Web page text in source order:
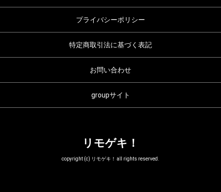
プライバシーポリシー
特定商取引法に基づく表記
お問い合わせ
groupサイト
リモゲキ！
copyright (c) リモゲキ！ all rights reserved.